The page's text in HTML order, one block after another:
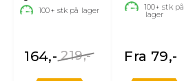
500ml
100+ stk på lager
219,-
164,-
& 0.75L
100+ stk på
lager
Fra 79,-